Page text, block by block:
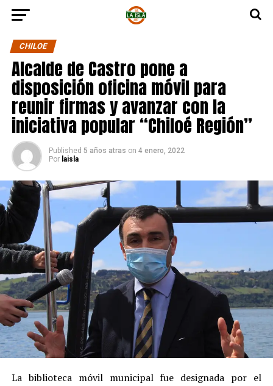
CHILOE
Alcalde de Castro pone a
disposición oficina móvil para
reunir firmas y avanzar con la
iniciativa popular “Chiloé Región”
Published 5 años atras on 4 enero, 2022
Por laisla
La biblioteca móvil municipal fue designada por el